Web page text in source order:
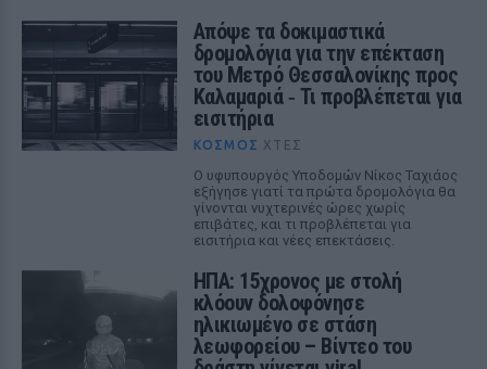
Απόψε τα δοκιμαστικά
δρομολόγια για την επέκταση
του Μετρό Θεσσαλονίκης προς
Καλαμαριά ‑ Τι προβλέπεται για
εισιτήρια
ΚΌΣΜΟΣ ΧΤΕΣ
Ο υφυπουργός Υποδομών Νίκος Ταχιάος
εξήγησε γιατί τα πρώτα δρομολόγια θα
γίνονται νυχτερινές ώρες χωρίς
επιβάτες, και τι προβλέπεται για
εισιτήρια και νέες επεκτάσεις.
ΗΠΑ: 15χρονος με στολή
κλόουν δολοφόνησε
ηλικιωμένο σε στάση
λεωφορείου – Βίντεο του